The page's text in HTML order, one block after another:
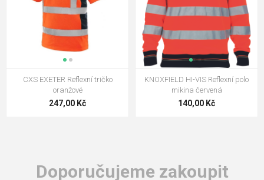
CXS EXETER Reflexní tričko
oranžové
247,00 Kč
KNOXFIELD HI-VIS Reflexní polo
mikina červená
140,00 Kč
Doporučujeme zakoupit